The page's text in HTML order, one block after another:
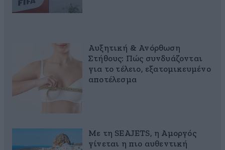
Αυξητική & Ανόρθωση
Στήθους: Πώς συνδυάζονται
για το τέλειο, εξατομικευμένο
αποτέλεσμα
Με τη SEAJETS, η Αμοργός
γίνεται η πιο αυθεντική